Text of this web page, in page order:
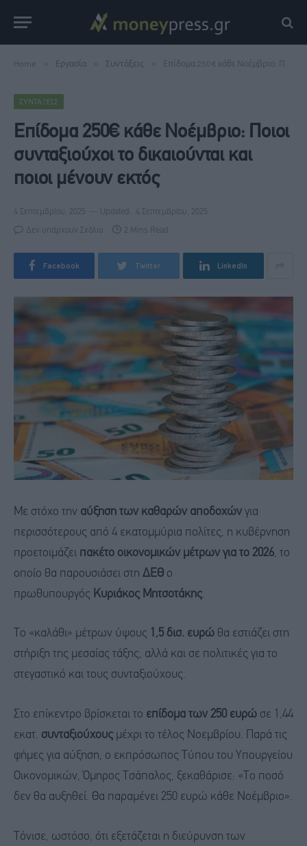
Home Εργασία Συντάξεις Επίδομα 250€ κάθε Νοέμβριο: Ποιοι συνταξιούχοι το δικαιούνται και ποιοι μένουν εκτός
ΣΥΝΤΆΞΕΙΣ
Επίδομα 250€ κάθε Νοέμβριο: Ποιοι
συνταξιούχοι το δικαιούνται και
ποιοι μένουν εκτός
4 Σεπτεμβρίου, 2025 Updated: 4 Σεπτεμβρίου, 2025
Δεν υπάρχουν Σχόλια 2 Mins Read
Facebook Twitter LinkedIn
Με στόχο την αύξηση των καθαρών αποδοχών για
περισσότερους από 4 εκατομμύρια πολίτες, η κυβέρνηση
προετοιμάζει πακέτο οικονομικών μέτρων για το 2026, το
οποίο θα παρουσιάσει στη ΔΕΘ ο
πρωθυπουργός Κυριάκος Μητσοτάκης.
Το «καλάθι» μέτρων ύψους 1,5 δισ. ευρώ θα εστιάζει στη
στήριξη της μεσαίας τάξης, αλλά και σε πολιτικές για το
στεγαστικό και τους συνταξιούχους.
Στο επίκεντρο βρίσκεται το επίδομα των 250 ευρώ σε 1,44
εκατ. συνταξιούχους μέχρι το τέλος Νοεμβρίου. Παρά τις
φήμες για αύξηση, ο εκπρόσωπος Τύπου του Υπουργείου
Οικονομικών, Όμηρος Τσάπαλος, ξεκαθάρισε: «Το ποσό
δεν θα αυξηθεί. Θα παραμένει 250 ευρώ κάθε Νοέμβριο».
Τόνισε, ωστόσο, ότι εξετάζεται η διεύρυνση των